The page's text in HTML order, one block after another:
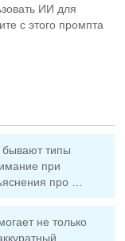
ИИ для
с этого промпта
бывают типы
при
про …
не только